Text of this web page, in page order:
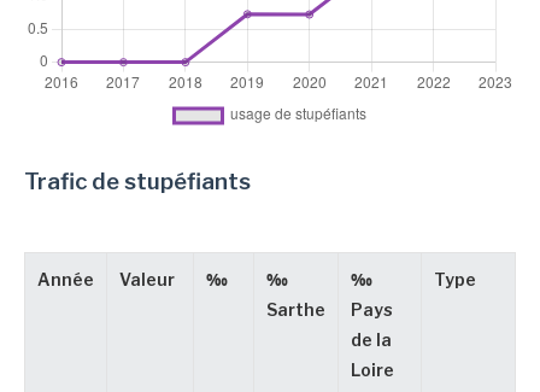
Trafic de stupéfiants
Année Valeur ‰
‰
Sarthe
‰
Pays
de la
Loire
Type